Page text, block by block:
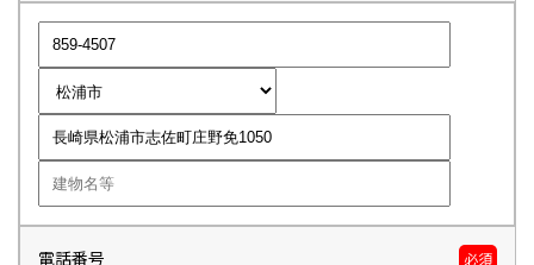
電話番号 必須